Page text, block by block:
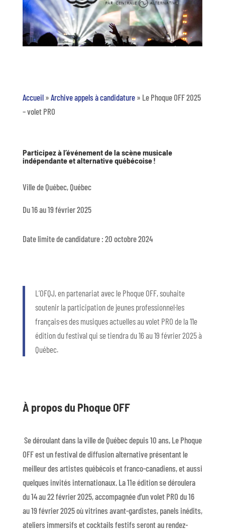
Accueil» Archive appels à candidature» Le Phoque OFF 2025
– volet PRO
Participez à l’événement de la scène musicale
indépendante et alternative québécoise !
Ville de Québec, Québec
Du 16 au 19 février 2025
Date limite de candidature : 20 octobre 2024
L’OFQJ, en partenariat avec le Phoque OFF, souhaite
soutenir la participation de jeunes professionnel·les
français·esdes musiques actuelles au volet PRO de la 11e
édition du festival qui se tiendra du 16 au 19 février 2025 à
Québec.
À propos du Phoque OFF
Se déroulant dans la ville de Québec depuis 10 ans, Le Phoque
OFF est un festival de diffusion alternative présentant le
meilleur des artistes québécois et franco-canadiens, et aussi
quelques invités internationaux. La 11e édition se déroulera
du 14 au 22 février 2025, accompagnée d’un volet PRO du 16
au 19 février 2025 où vitrines avant-gardistes, panels inédits,
ateliers immersifs et cocktails festifs seront au rendez-